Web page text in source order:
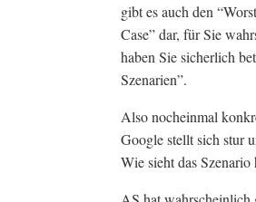
gibt es auch den
Case” dar, für Sie
haben Sie sicherlich
Szenarien”.
Also nocheinmal
Google stellt sich stur
Wie sieht das